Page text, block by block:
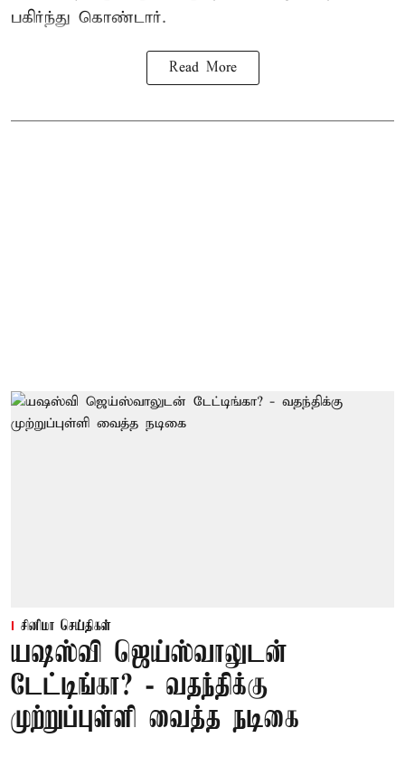
பகிர்ந்து கொண்டார்.
Read More
சினிமா செய்திகள்
யஷஸ்வி ஜெய்ஸ்வாலுடன்
டேட்டிங்கா? - வதந்திக்கு
முற்றுப்புள்ளி வைத்த நடிகை